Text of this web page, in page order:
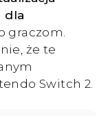
dla
graczom.
że te
Switch 2.